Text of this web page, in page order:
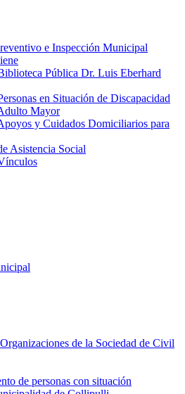
e Inspección Municipal
Pública Dr. Luis Eberhard
en Situación de Discapacidad
Mayor
y Cuidados Domiciliarios para
Asistencia Social
de la Sociedad de Civil
de personas con situación